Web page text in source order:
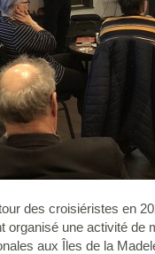
des croisiéristes en
une activité de
aux Îles de la